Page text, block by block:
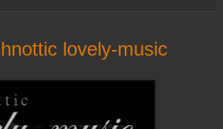
lovely-music